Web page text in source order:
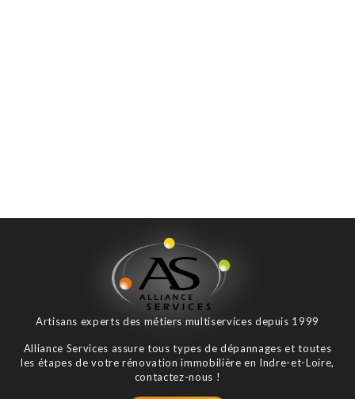
Artisans experts des métiers multiservices depuis 1999
Alliance Services assure tous types de dépannages et toutes
les étapes de votre rénovation immobilière en Indre-et-Loire,
contactez-nous !